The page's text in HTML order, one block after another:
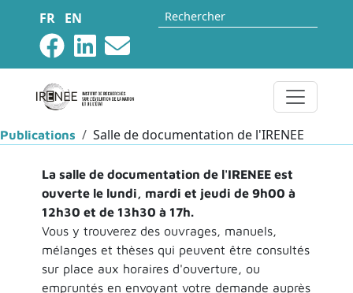
FR EN Rechercher
Fil d'Ariane
Publications Salle de documentation de l'IRENEE
La salle de documentation de l'IRENEE est
ouverte le lundi, mardi et jeudi de 9h00 à
12h30 et de 13h30 à 17h.
Vous y trouverez des ouvrages, manuels,
mélanges et thèses qui peuvent être consultés
sur place aux horaires d'ouverture, ou
empruntés en envoyant votre demande auprès